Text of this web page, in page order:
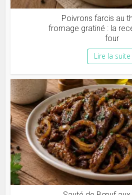
Poivrons farcis au
fromage gratiné : la
four
Lire la suite